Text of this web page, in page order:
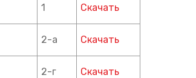
Обратная связь
Контакты
Работа в РЖД
1 Скачать
2-а Скачать
2-г Скачать